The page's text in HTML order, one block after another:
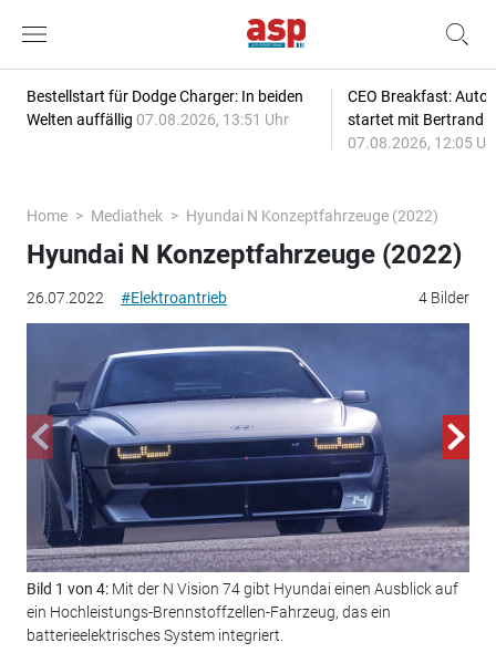
Bestellstart für Dodge Charger: In beiden
Welten auffällig 07.08.2026, 13:51 Uhr
CEO Breakfast:
startet mit Bertrand
07.08.2026, 12:05
Home Mediathek Hyundai N Konzeptfahrzeuge (2022)
26.07.2022 #Elektroantrieb 4 Bilder
Hyundai N Konzeptfahrzeuge (2022)
Bild 1 von 4: Mit der N Vision 74 gibt Hyundai einen Ausblick auf
ein Hochleistungs-Brennstoffzellen-Fahrzeug, das ein
batterieelektrisches System integriert.